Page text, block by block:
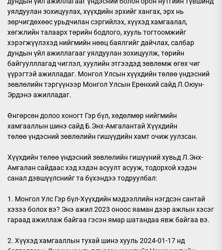
уялдуулан зохицуулах, хүүхдийн эрхийг хангах, эрх нь
зөрчигдөхөөс урьдчилан сэргийлэх, хүүхэд хамгаалал,
хөгжлийн талаарх төрийн бодлого, хууль тогтоомжийг
хэрэгжүүлэхэд нийгмийн нөөц баялгийг дайчлах, салбар
дундын үйл ажиллагааг уялдуулан зохицуулж, төрийн
байгуулллагад чиглэл, хуулийн этгээдэд зөвлөмж өгөх чиг
үүрэгтэй ажилладаг. Монгол Улсын хүүхдийн төлөө үндэсний
зөвлөлийн тэргүүнээр Монгол Улсын Ерөнхий сайд Л.Оюун-
Эрдэнэ ажилладаг.
Өнгөрсөн долоо хоногт Гэр бүл, хөдөлмөр нийгмийн
хамгааллын шинэ сайд Б.Энх-Амгалантай Хүүхдийн
төлөө үндэсний зөвлөлийн гишүүдийн хамт очиж уулзсан.
Хүүхдийн төлөө үндэсний зөвлөлийн гишүүний хувьд Л.Энх-
Амгалан сайдаас хэд хэдэн асуулт асууж, тодорхой хэдэн
санал дэвшүүлснийг та бүхэндээ тодруулбал:
1. Монгол Улс Гэр бүл-Хүүхдийн мэдээллийн нэгдсэн сантай
хэзээ болох вэ? Энэ ажил 2023 оноос яаман дээр ажлын хэсэг
гараад ажиллаж байгаа гэсэн ямар шатандаа явж байгаа вэ.
2. Хүүхэд хамгааллын тухай шинэ хууль 2024-01-17 нд